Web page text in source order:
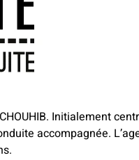
Initialement
accompagnée.